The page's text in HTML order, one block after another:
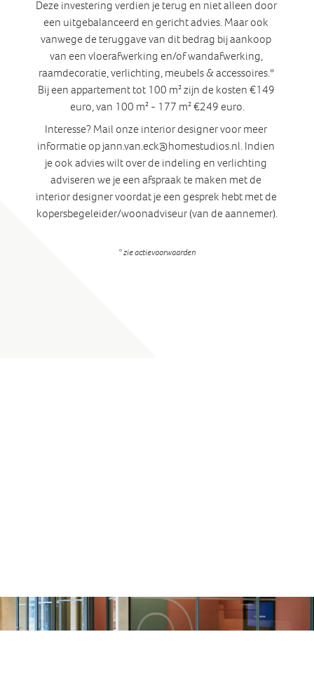
Deze investering verdien je terug en niet alleen door
een uitgebalanceerd en gericht advies. Maar ook
vanwege de teruggave van dit bedrag bij aankoop
van een vloerafwerking en/of wandafwerking,
raamdecoratie, verlichting, meubels & accessoires.*
Bij een appartement tot 100 m² zijn de kosten €149
euro, van 100 m² - 177 m² €249 euro.
Interesse? Mail onze interior designer voor meer
informatie op jann.van.eck@homestudios.nl. Indien
je ook advies wilt over de indeling en verlichting
adviseren we je een afspraak te maken met de
interior designer voordat je een gesprek hebt met de
kopersbegeleider/woonadviseur (van de aannemer).